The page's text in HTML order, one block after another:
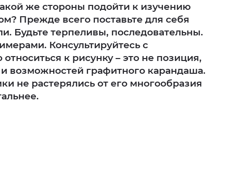
же стороны подойти к изучению
Прежде всего поставьте для себя
Будьте терпеливы, последовательны.
Консультируйтесь с
к рисунку – это не позиция,
возможностей графитного карандаша.
не растерялись от его многообразия